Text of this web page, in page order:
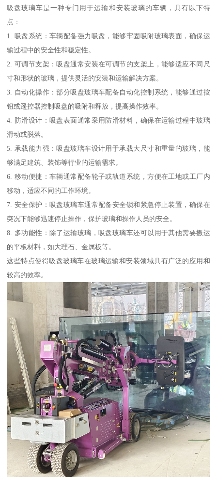
吸盘玻璃车是一种专门用于运输和安装玻璃的车辆，具有以下特
点：
1. 吸盘系统：车辆配备强力吸盘，能够牢固吸附玻璃表面，确保运
输过程中的安全性和稳定性。
2. 可调节支架：吸盘通常安装在可调节的支架上，能够适应不同尺
寸和形状的玻璃，提供灵活的安装和运输解决方案。
3. 自动化操作：部分吸盘玻璃车配备自动化控制系统，能够通过按
钮或遥控器控制吸盘的吸附和释放，提高操作效率。
4. 防滑设计：吸盘表面通常采用防滑材料，确保在运输过程中玻璃
滑动或脱落。
5. 承载能力强：吸盘玻璃车设计用于承载大尺寸和重量的玻璃，能
够满足建筑、装饰等行业的运输需求。
6. 移动便捷：车辆通常配备轮子或轨道系统，方便在工地或工厂内
移动，适应不同的工作环境。
7. 安全保护：吸盘玻璃车通常配备安全锁和紧急停止装置，确保在
突况下能够迅速停止操作，保护玻璃和操作人员的安全。
8. 多功能性：除了运输玻璃，吸盘玻璃车还可以用于其他需要搬运
的平板材料，如大理石、金属板等。
这些特点使得吸盘玻璃车在玻璃运输和安装领域具有广泛的应用和
较高的效率。